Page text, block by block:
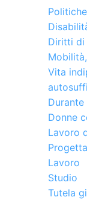
Diritti di
Vita
Donne
Lavoro
Lavoro
Studio
Tutela